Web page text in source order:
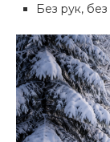
Без рук, без